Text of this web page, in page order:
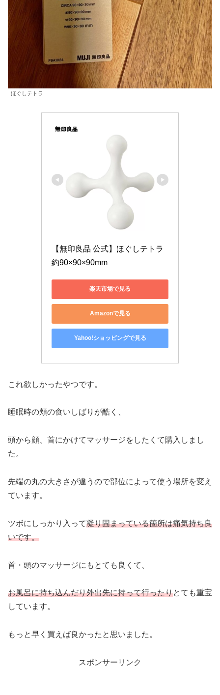
ほぐしテトラ
【無印良品 公式】ほぐしテトラ
約90×90×90mm
楽天市場で見る
Amazonで見る
Yahoo!ショッピングで見る
これ欲しかったやつです。
睡眠時の頬の食いしばりが酷く、
頭から顔、首にかけてマッサージをしたくて購入しまし
た。
先端の丸の大きさが違うので部位によって使う場所を変え
ています。
ツボにしっかり入って凝り固まっている箇所は痛気持ち良
いです。
首・頭のマッサージにもとても良くて、
お風呂に持ち込んだり外出先に持って行ったりとても重宝
しています。
もっと早く買えば良かったと思いました。
スポンサーリンク